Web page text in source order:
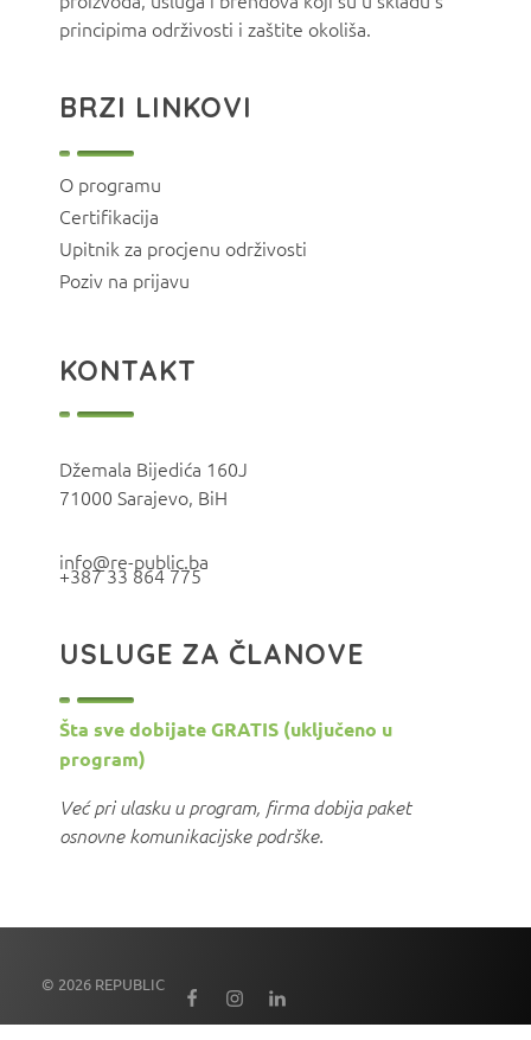
principima održivosti i zaštite okoliša.
BRZI LINKOVI
O programu
Certifikacija
Upitnik za procjenu održivosti
Poziv na prijavu
KONTAKT
Džemala Bijedića 160J
71000 Sarajevo, BiH
info@re-public.ba
+387 33 864 775
USLUGE ZA ČLANOVE
Šta sve dobijate GRATIS (uključeno u
program)
Već pri ulasku u program, firma dobija paket
osnovne komunikacijske podrške.
© 2026 REPUBLIC